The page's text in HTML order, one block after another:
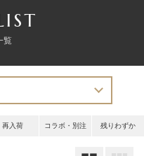
覧
再入荷 コラボ・別注 残りわずか